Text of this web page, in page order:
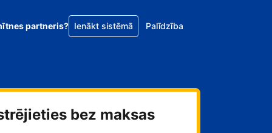
partneris? Ienākt sistēmā Palīdzība
bez maksas